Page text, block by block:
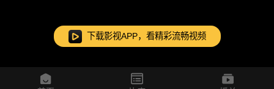
下载影视APP，看精彩流畅视频